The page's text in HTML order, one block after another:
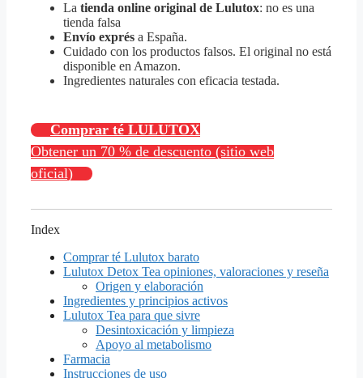
La tienda online original de Lulutox: no es una
tienda falsa
Envío exprés a España.
Cuidado con los productos falsos. El original no está
disponible en Amazon.
Ingredientes naturales con eficacia testada.
Comprar té LULUTOX
Obtener un 70 % de descuento (sitio web
oficial)
Index
Comprar té Lulutox barato
Lulutox Detox Tea opiniones, valoraciones y reseña
Origen y elaboración
Ingredientes y principios activos
Lulutox Tea para que sivre
Desintoxicación y limpieza
Apoyo al metabolismo
Farmacia
Instrucciones de uso